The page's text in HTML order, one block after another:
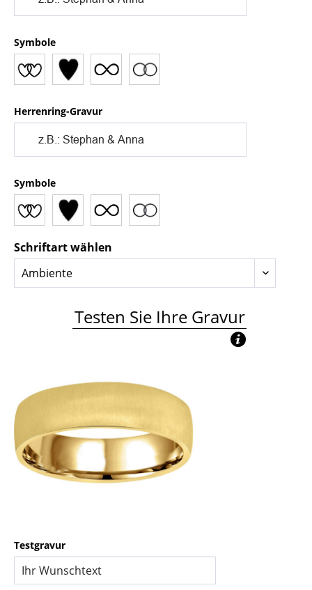
Symbole
Herrenring-Gravur
Symbole
Schriftart wählen
Testen Sie Ihre Gravur
Testgravur